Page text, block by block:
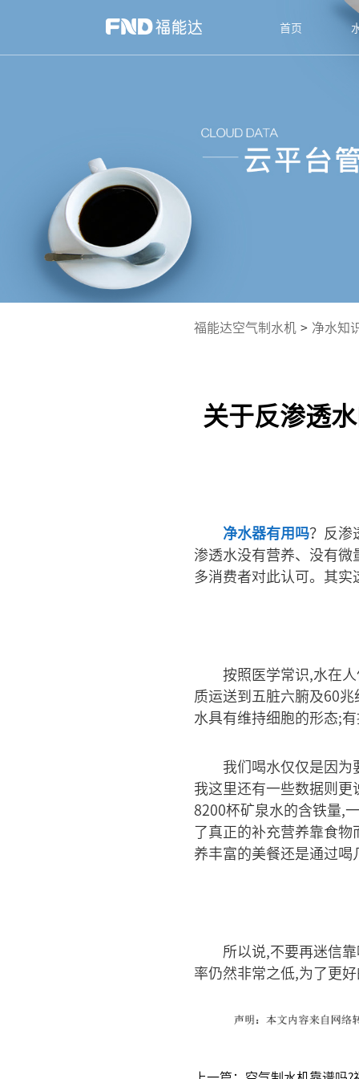
首页
福能达空气制水机 > 净水知
关于反渗透
净水器有用吗？反渗
渗透水没有营养、没有
多消费者对此认可。其
按照医学常识,水在
质运送到五脏六腑及60
水具有维持细胞的形态;
我们喝水仅仅是因
我这里还有一些数据则
8200杯矿泉水的含铁量,
了真正的补充营养靠食
养丰富的美餐还是通过
所以说,不要再迷信
率仍然非常之低,为了更